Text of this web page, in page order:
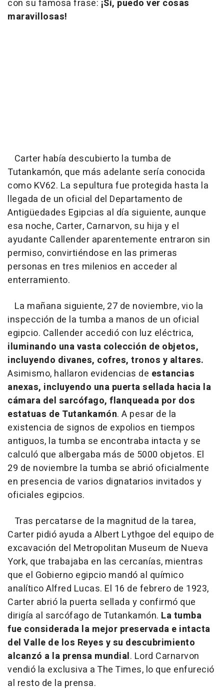
con su famosa frase: ¡Sí, puedo ver cosas
maravillosas!
Carter había descubierto la tumba de
Tutankamón, que más adelante sería conocida
como KV62. La sepultura fue protegida hasta la
llegada de un oficial del Departamento de
Antigüedades Egipcias al día siguiente, aunque
esa noche, Carter, Carnarvon, su hija y el
ayudante Callender aparentemente entraron sin
permiso, convirtiéndose en las primeras
personas en tres milenios en acceder al
enterramiento.
La mañana siguiente, 27 de noviembre, vio la
inspección de la tumba a manos de un oficial
egipcio. Callender accedió con luz eléctrica,
iluminando una vasta colección de objetos,
incluyendo divanes, cofres, tronos y altares.
Asimismo, hallaron evidencias de estancias
anexas, incluyendo una puerta sellada hacia la
cámara del sarcófago, flanqueada por dos
estatuas de Tutankamón. A pesar de la
existencia de signos de expolios en tiempos
antiguos, la tumba se encontraba intacta y se
calculó que albergaba más de 5000 objetos. El
29 de noviembre la tumba se abrió oficialmente
en presencia de varios dignatarios invitados y
oficiales egipcios.
Tras percatarse de la magnitud de la tarea,
Carter pidió ayuda a Albert Lythgoe del equipo de
excavación del Metropolitan Museum de Nueva
York, que trabajaba en las cercanías, mientras
que el Gobierno egipcio mandó al químico
analítico Alfred Lucas. El 16 de febrero de 1923,
Carter abrió la puerta sellada y confirmó que
dirigía al sarcófago de Tutankamón. La tumba
fue considerada la mejor preservada e intacta
del Valle de los Reyes y su descubrimiento
alcanzó a la prensa mundial. Lord Carnarvon
vendió la exclusiva a The Times, lo que enfureció
al resto de la prensa.